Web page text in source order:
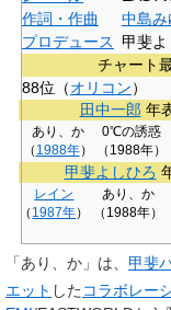
作詞・作曲
中島み
プロデュース
甲斐よ
チャート
88位（オリコン）
田中一郎 年
あり、か
（ 1988年）
0℃の誘惑
（1988年）
甲斐よしひろ
レイン
（ 1987年）
あり、か
（1988年）
「あり、か 」は、 甲斐
エット した コラボレー